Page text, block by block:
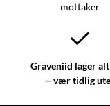
mottaker
Graveniid lager
– vær tidlig